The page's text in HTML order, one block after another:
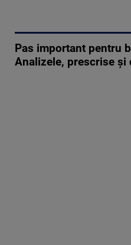
Pas important pentru
Analizele, prescrise şi